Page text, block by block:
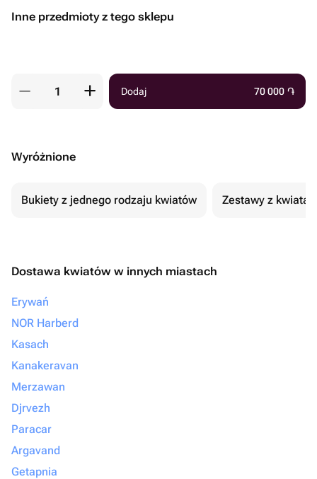
Inne przedmioty z tego sklepu
Dodaj 70 000 ֏
Wyróżnione
Bukiety z jednego rodzaju kwiatów Zestawy z
Dostawa kwiatów w innych miastach
Erywań
NOR Harberd
Kasach
Kanakeravan
Merzawan
Djrvezh
Paracar
Argavand
Getapnia